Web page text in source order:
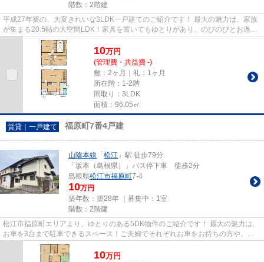
階数：2階建
平成27年築の、大変きれいな3LDK一戸建てのご紹介です！ 最大の魅力は、家族
が集まる20.5帖の大空間LDK！家具を置いてもゆとりがあり、のびのびとお過ご
しいただけます。 敷地内には車...
10万円
(管理費・共益費 -)
敷：2ヶ月｜礼：1ヶ月
所在階：1-2階
間取り：3LDK
面積：96.05㎡
賃貸｜一戸建て 福原町7番4戸建
山陰本線 「 松江 」駅 徒歩79分
「坂本（島根県）」バス停下車 徒歩2分
島根県松江市福原町7-4
10万円
築年数：築28年 ｜募集中： 1室
階数：2階建
松江市福原町エリアより、ゆとりのある5DK物件のご紹介です！ 最大の魅力は、
お車を3台まで駐車できるスペース！ご夫婦でそれぞれお車をお持ちの方や、来
客が多いご家庭でも安心してお...
10万円